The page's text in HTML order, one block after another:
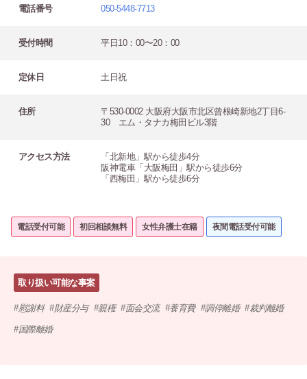
電話番号 050-5448-7713
受付時間 平日10：00〜20：00
定休日 土日祝
住所
〒530-0002 大阪府大阪市北区曾根崎新地2丁目6-
30 エム・タナカ梅田ビル3階
アクセス方法
「北新地」駅から徒歩4分
阪神電車「大阪梅田」駅から徒歩6分
「西梅田」駅から徒歩6分
電話受付可能 初回相談無料 女性弁護士在籍 夜間電話受付可能
取り扱い可能な事案
慰謝料 財産分与 親権 面会交流 養育費 調停離婚 裁判離婚
国際離婚